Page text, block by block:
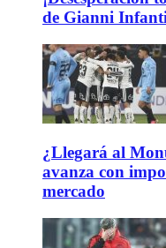
de Gianni
¿Llegará al
avanza con
mercado